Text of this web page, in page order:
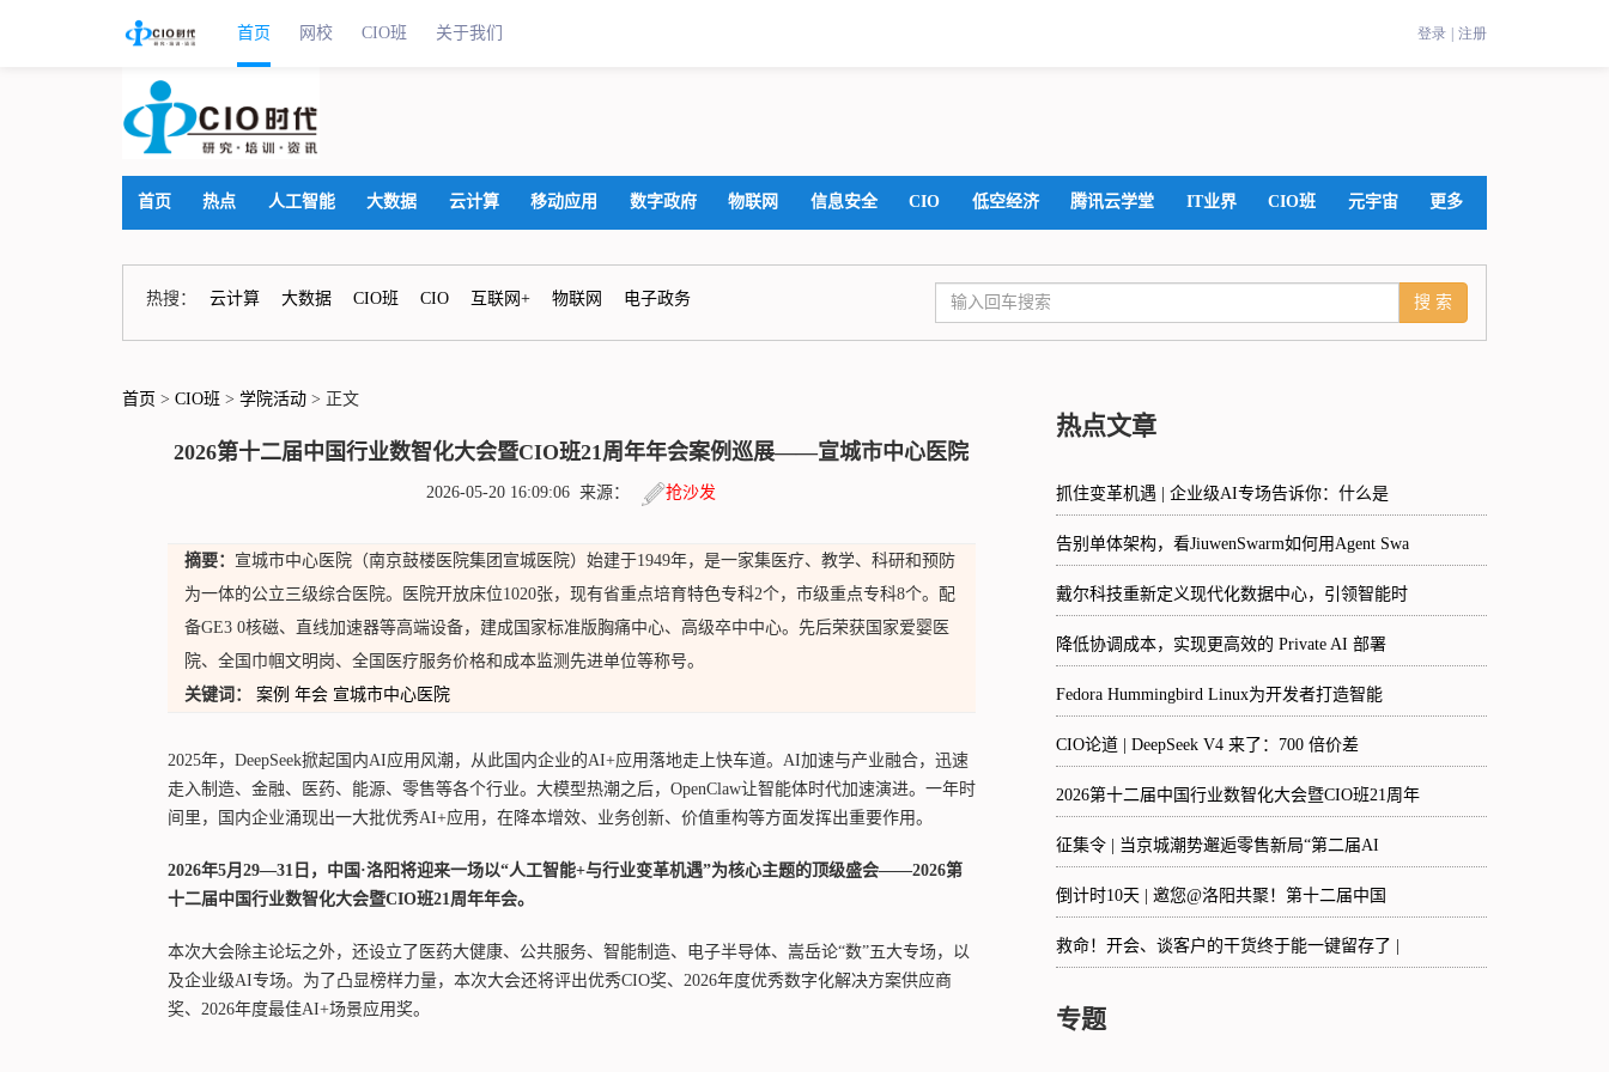
首页 网校 CIO班 关于我们
首页 热点 人工智能 大数据 云计算 移动应用 数字政府 物联网 信息安全 CIO 低空经济 腾讯云学堂 IT业界 CIO班 元宇宙 更多
热搜： 云计算 大数据 CIO班 CIO 互联网+ 物联网 电子政务
首页 > CIO班 > 学院活动 > 正文
2026第十二届中国行业数智化大会暨CIO班21周年年会案例巡展——宣城市中心医院
2026-05-20 16:09:06 来源： 抢沙发
摘要： 宣城市中心医院（南京鼓楼医院集团宣城医院）始建于1949年，是一家集医疗、教学、科研和预防
为一体的公立三级综合医院。医院开放床位1020张，现有省重点培育特色专科2个，市级重点专科8个。配
备GE3 0核磁、直线加速器等高端设备，建成国家标准版胸痛中心、高级卒中中心。先后荣获国家爱婴医
院、全国巾帼文明岗、全国医疗服务价格和成本监测先进单位等称号。
关键词：
案例 年会 宣城市中心医院
2025年，DeepSeek掀起国内AI应用风潮，从此国内企业的AI+应用落地走上快车道。AI加速与产业融合，迅速
走入制造、金融、医药、能源、零售等各个行业。大模型热潮之后，OpenClaw让智能体时代加速演进。一年时
间里，国内企业涌现出一大批优秀AI+应用，在降本增效、业务创新、价值重构等方面发挥出重要作用。
2026年5月29—31日，中国·洛阳将迎来一场以“人工智能+与行业变革机遇”为核心主题的顶级盛会——2026第
十二届中国行业数智化大会暨CIO班21周年年会。
本次大会除主论坛之外，还设立了医药大健康、公共服务、智能制造、电子半导体、嵩岳论“数”五大专场，以
及企业级AI专场。为了凸显榜样力量，本次大会还将评出优秀CIO奖、2026年度优秀数字化解决方案供应商
奖、2026年度最佳AI+场景应用奖。
热点文章
抓住变革机遇 | 企业级AI专场告诉你：什么是
告别单体架构，看JiuwenSwarm如何用Agent Swa
戴尔科技重新定义现代化数据中心，引领智能时
降低协调成本，实现更高效的 Private AI 部署
Fedora Hummingbird Linux为开发者打造智能
CIO论道 | DeepSeek V4 来了：700 倍价差
2026第十二届中国行业数智化大会暨CIO班21周年
征集令 | 当京城潮势邂逅零售新局“第二届AI
倒计时10天 | 邀您@洛阳共聚！第十二届中国
救命！开会、谈客户的干货终于能一键留存了 |
专题